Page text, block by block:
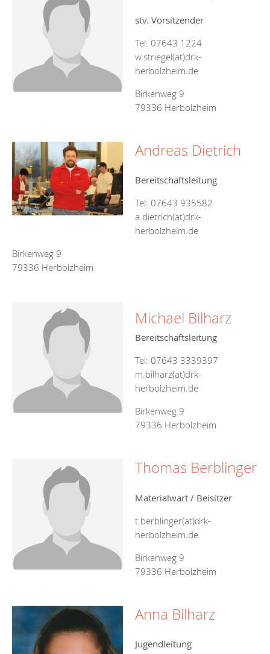
stv. Vorsitzender
Tel: 07643 1224
w.striegel(at)drk-
herbolzheim.de
Birkenweg 9
79336 Herbolzheim
Andreas Dietrich
Bereitschaftsleitung
Tel: 07643 935582
a.dietrich(at)drk-
herbolzheim.de
Birkenweg 9
79336 Herbolzheim
Michael Bilharz
Bereitschaftsleitung
Tel: 07643 3339397
m.bilharz(at)drk-
herbolzheim.de
Birkenweg 9
79336 Herbolzheim
Thomas Berblinger
Materialwart / Beisitzer
t.berblinger(at)drk-
herbolzheim.de
Birkenweg 9
79336 Herbolzheim
Anna Bilharz
Jugendleitung